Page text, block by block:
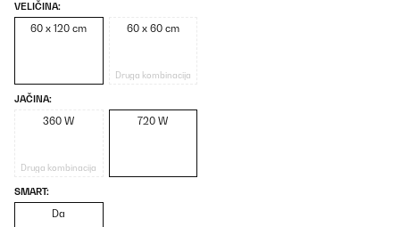
VELIČINA:
60 x 120 cm 60 x 60 cm
Druga kombinacija
JAČINA:
360 W
Druga kombinacija
720 W
SMART:
Da